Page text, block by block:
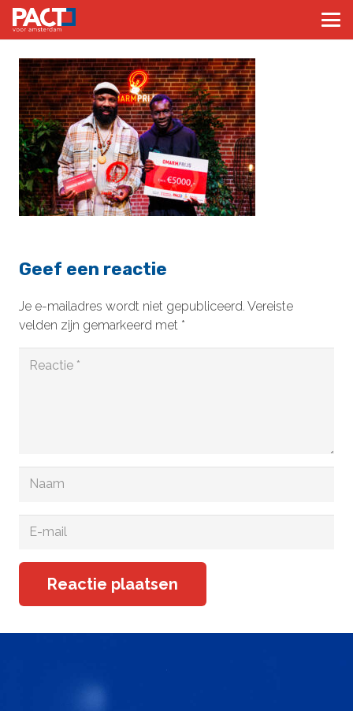
Geef een reactie
Je e-mailadres wordt niet gepubliceerd. Vereiste
velden zijn gemarkeerd met *
Reactie plaatsen